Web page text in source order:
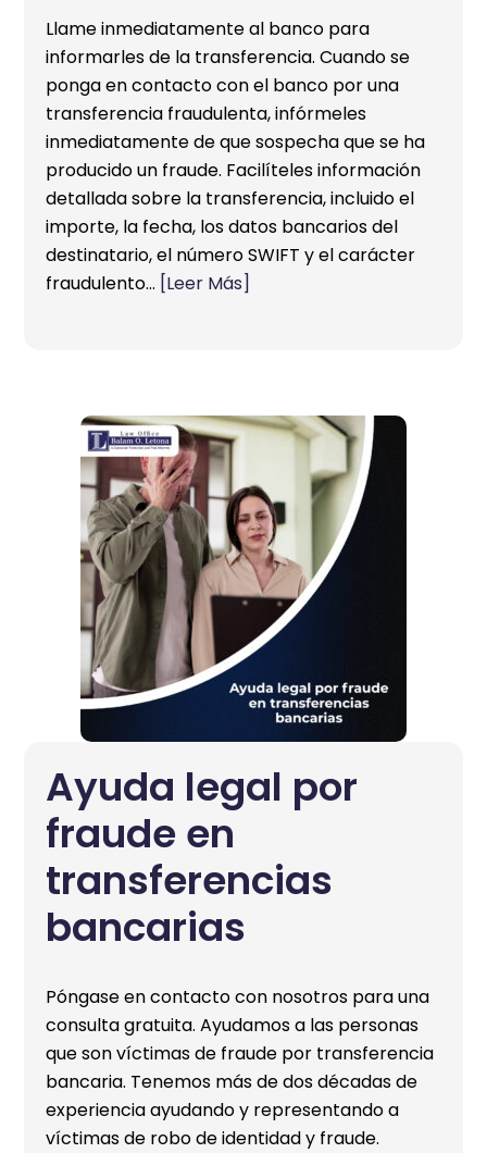
Llame inmediatamente al banco para
informarles de la transferencia. Cuando se
ponga en contacto con el banco por una
transferencia fraudulenta, infórmeles
inmediatamente de que sospecha que se ha
producido un fraude. Facilíteles información
detallada sobre la transferencia, incluido el
importe, la fecha, los datos bancarios del
destinatario, el número SWIFT y el carácter
fraudulento… [Leer Más]
Ayuda legal por
fraude en
transferencias
bancarias
Póngase en contacto con nosotros para una
consulta gratuita. Ayudamos a las personas
que son víctimas de fraude por transferencia
bancaria. Tenemos más de dos décadas de
experiencia ayudando y representando a
víctimas de robo de identidad y fraude.